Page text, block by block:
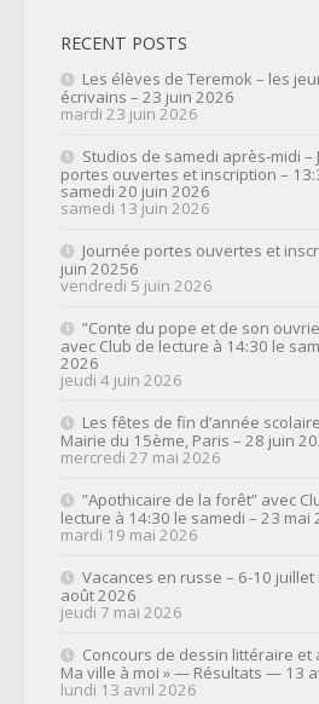
RECENT POSTS
Les élèves de Teremok – les
écrivains – 23 juin 2026
mardi 23 juin 2026
Studios de samedi après-midi –
portes ouvertes et inscription –
samedi 20 juin 2026
samedi 13 juin 2026
Journée portes ouvertes et
juin 20256
vendredi 5 juin 2026
”Conte du pope et de son
avec Club de lecture à 14:30 le
2026
jeudi 4 juin 2026
Les fêtes de fin d’année
Mairie du 15ème, Paris – 28 juin
mercredi 27 mai 2026
”Apothicaire de la forêt” avec
lecture à 14:30 le samedi – 23 mai
mardi 19 mai 2026
Vacances en russe – 6-10 juillet
août 2026
jeudi 7 mai 2026
Concours de dessin littéraire et
Ma ville à moi » — Résultats — 13
lundi 13 avril 2026